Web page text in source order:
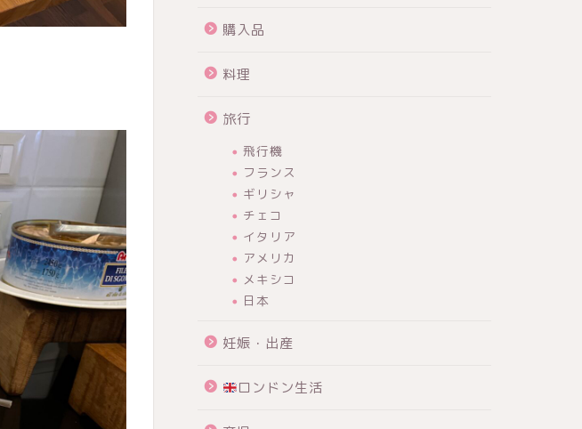
購入品
料理
旅行
飛行機
フランス
ギリシャ
チェコ
イタリア
アメリカ
メキシコ
日本
妊娠・出産
ロンドン生活